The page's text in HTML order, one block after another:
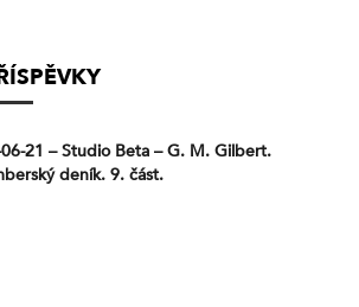
21 – Studio Beta – G. M. Gilbert.
deník. 9. část.